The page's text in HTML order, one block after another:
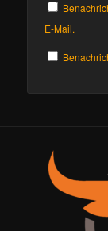
E-Mail.